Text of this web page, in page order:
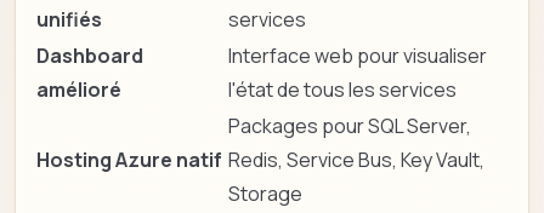
unifiés
services
Dashboard
amélioré
Interface web pour visualiser
l'état de tous les services
Hosting Azure natif
Packages pour SQL Server,
Redis, Service Bus, Key Vault,
Storage